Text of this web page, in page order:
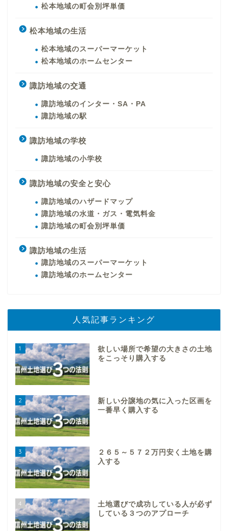
松本地域の町会別坪単価
松本地域の生活
松本地域のスーパーマーケット
松本地域のホームセンター
諏訪地域の交通
諏訪地域のインター・SA・PA
諏訪地域の駅
諏訪地域の学校
諏訪地域の小学校
諏訪地域の安全と安心
諏訪地域のハザードマップ
諏訪地域の水道・ガス・電気料金
諏訪地域の町会別坪単価
諏訪地域の生活
諏訪地域のスーパーマーケット
諏訪地域のホームセンター
人気記事ランキング
1
欲しい場所で希望の大きさの土地
をこっそり購入する
2
新しい分譲地の気に入った区画を
一番早く購入する
3
２６５～５７２万円安く土地を購
入する
4
土地選びで成功している人が必ず
している３つのアプローチ